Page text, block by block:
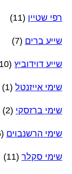
רפי שטיין (11)
שייע ברים (7)
שייע דוידוביץ (10)
שימי אייזנטל (1)
שימי ברזסקי (2)
שימי הרשנבוים (6)
שימי סקלר (11)